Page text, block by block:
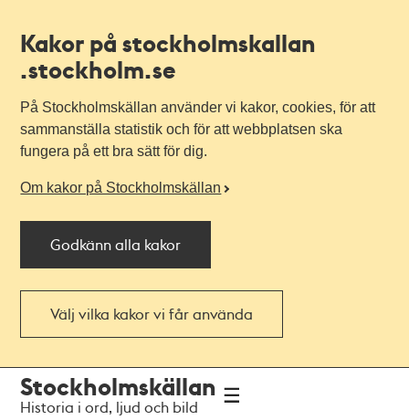
Kakor på stockholmskallan
.stockholm.se
På Stockholmskällan använder vi kakor, cookies, för att
sammanställa statistik och för att webbplatsen ska
fungera på ett bra sätt för dig.
Om kakor på Stockholmskällan
Godkänn alla kakor
Välj vilka kakor vi får använda
navigationen
huvudinnehållet
Stockholmskällan
Historia i ord, ljud och bild